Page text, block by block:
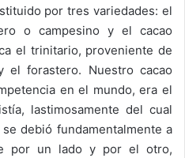
por tres variedades: el
o campesino y el cacao
el trinitario, proveniente de
forastero. Nuestro cacao
en el mundo, era el
lastimosamente del cual
debió fundamentalmente a
por un lado y por el otro,